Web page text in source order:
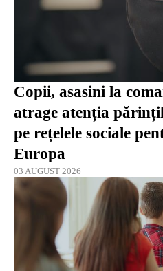
Copii, asasini la
atrage atenția
pe rețelele sociale
Europa
03 AUGUST 2026